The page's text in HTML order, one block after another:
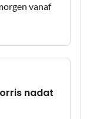
vanaf
nadat